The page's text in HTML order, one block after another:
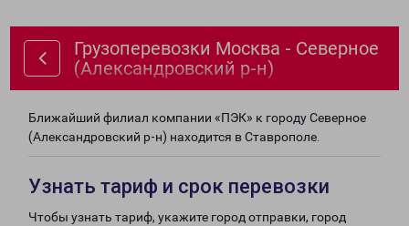
Грузоперевозки Москва - Северное
(Александровский р-н)
Ближайший филиал компании «ПЭК» к городу Северное
(Александровский р-н) находится в Ставрополе.
Узнать тариф и срок перевозки
Чтобы узнать тариф, укажите город отправки, город